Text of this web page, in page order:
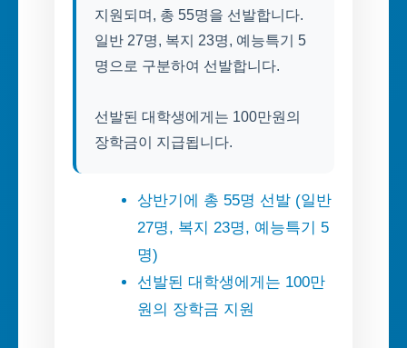
지원되며, 총 55명을 선발합니다.
일반 27명, 복지 23명, 예능특기 5
명으로 구분하여 선발합니다.
선발된 대학생에게는 100만원의
장학금이 지급됩니다.
상반기에 총 55명 선발 (일반
27명, 복지 23명, 예능특기 5
명)
선발된 대학생에게는 100만
원의 장학금 지원